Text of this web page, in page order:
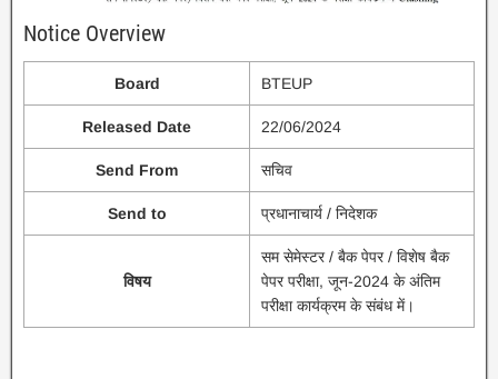
Notice Overview
Board BTEUP
Released Date 22/06/2024
Send From सचिव
Send to प्रधानाचार्य / निदेशक
विषय
सम सेमेस्टर / बैक पेपर / विशेष बैक
पेपर परीक्षा, जून-2024 के अंतिम
परीक्षा कार्यक्रम के संबंध में।